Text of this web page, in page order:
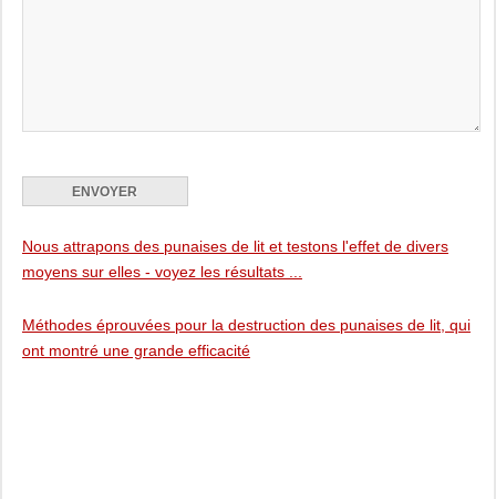
Nous attrapons des punaises de lit et testons l'effet de divers
moyens sur elles - voyez les résultats ...
Méthodes éprouvées pour la destruction des punaises de lit, qui
ont montré une grande efficacité